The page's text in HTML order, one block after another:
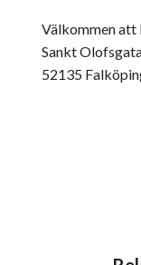
Välkommen
Sankt
52135